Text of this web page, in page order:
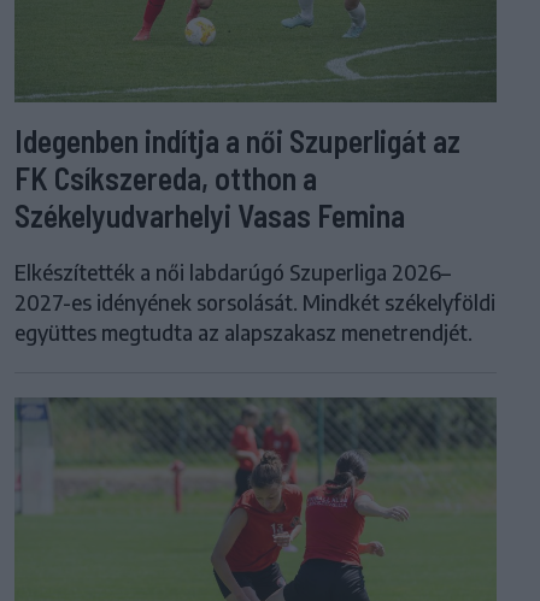
Idegenben indítja a női Szuperligát az
FK Csíkszereda, otthon a
Székelyudvarhelyi Vasas Femina
Elkészítették a női labdarúgó Szuperliga 2026–
2027-es idényének sorsolását. Mindkét székelyföldi
együttes megtudta az alapszakasz menetrendjét.